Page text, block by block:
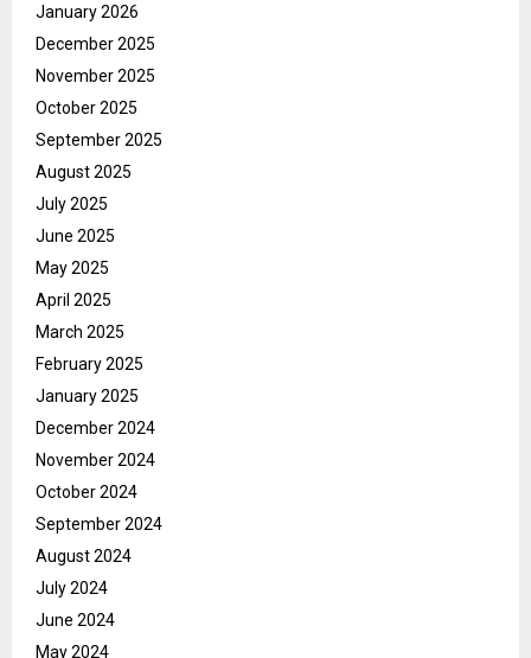
January 2026
December 2025
November 2025
October 2025
September 2025
August 2025
July 2025
June 2025
May 2025
April 2025
March 2025
February 2025
January 2025
December 2024
November 2024
October 2024
September 2024
August 2024
July 2024
June 2024
May 2024